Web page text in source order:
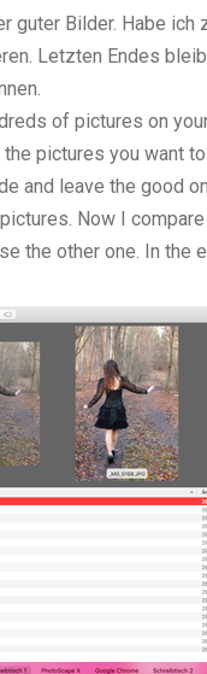
Bilder. Habe ich
Letzten Endes
of pictures on
pictures you want
and leave the good
Now I
the other one. In the